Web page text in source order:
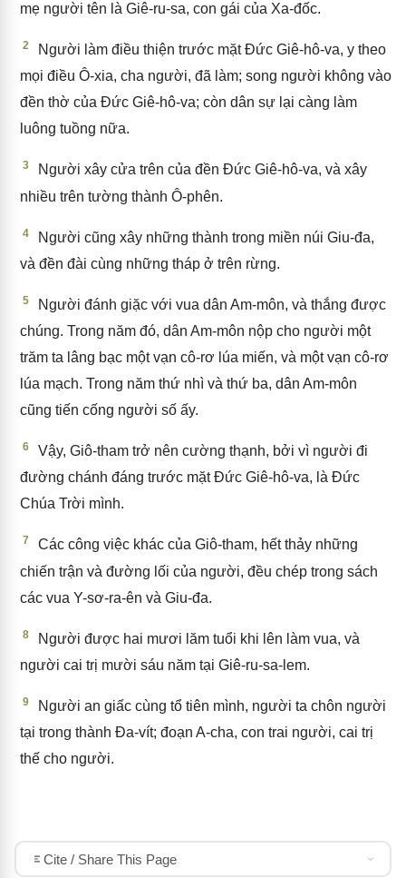
mẹ người tên là Giê-ru-sa, con gái của Xa-đốc.
2
Người làm điều thiện trước mặt Đức Giê-hô-va, y theo
mọi điều Ô-xia, cha người, đã làm; song người không vào
đền thờ của Đức Giê-hô-va; còn dân sự lại càng làm
luông tuồng nữa.
3
Người xây cửa trên của đền Đức Giê-hô-va, và xây
nhiều trên tường thành Ô-phên.
4
Người cũng xây những thành trong miền núi Giu-đa,
và đền đài cùng những tháp ở trên rừng.
5
Người đánh giặc với vua dân Am-môn, và thắng được
chúng. Trong năm đó, dân Am-môn nộp cho người một
trăm ta lâng bạc một vạn cô-rơ lúa miến, và một vạn cô-rơ
lúa mạch. Trong năm thứ nhì và thứ ba, dân Am-môn
cũng tiến cống người số ấy.
6
Vậy, Giô-tham trở nên cường thạnh, bởi vì người đi
đường chánh đáng trước mặt Đức Giê-hô-va, là Đức
Chúa Trời mình.
7
Các công việc khác của Giô-tham, hết thảy những
chiến trận và đường lối của người, đều chép trong sách
các vua Y-sơ-ra-ên và Giu-đa.
8
Người được hai mươi lăm tuổi khi lên làm vua, và
người cai trị mười sáu năm tại Giê-ru-sa-lem.
9
Người an giấc cùng tổ tiên mình, người ta chôn người
tại trong thành Đa-vít; đoạn A-cha, con trai người, cai trị
thế cho người.
Cite / Share This Page